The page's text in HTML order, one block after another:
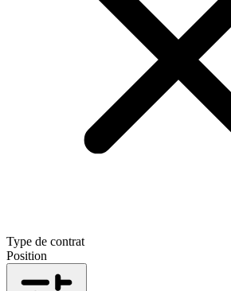
Type de contrat
Position